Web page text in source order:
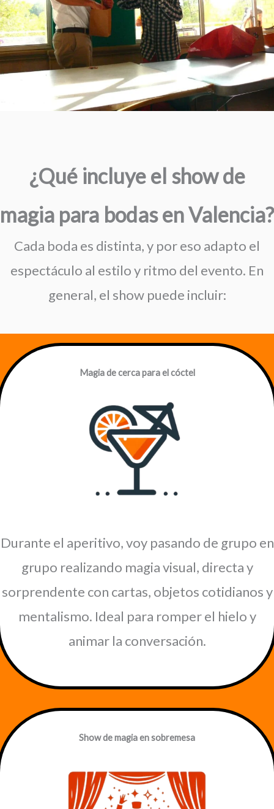
¿Qué incluye el show de
magia para bodas en Valencia?
Cada boda es distinta, y por eso adapto el
espectáculo al estilo y ritmo del evento. En
general, el show puede incluir:
Magia de cerca para el cóctel
Durante el aperitivo, voy pasando de grupo en
grupo realizando magia visual, directa y
sorprendente con cartas, objetos cotidianos y
mentalismo. Ideal para romper el hielo y
animar la conversación.
Show de magia en sobremesa